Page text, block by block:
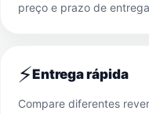
preço e prazo de
⚡Entrega rápida
Compare diferentes